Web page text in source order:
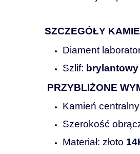
SZCZEGÓŁY
Diament
Szlif: brylantowy
PRZYBLIŻONE
Kamień
Szerokość
Materiał: złoto